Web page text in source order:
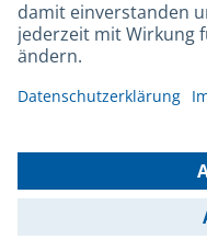
Gebärdensprache
Datenschutz
Impressum
© 2026 Portal München
Landeshauptstadt München